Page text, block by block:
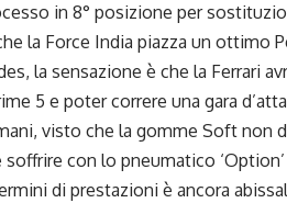
in 8° posizione per
la Force India piazza un ottimo
la sensazione è che la Ferrari
5 e poter correre una gara
visto che la gomme Soft non
con lo pneumatico
di prestazioni è ancora